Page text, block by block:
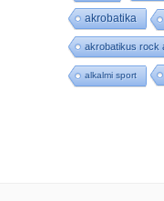
akrobatika
akrobatikus rock
alkalmi sport